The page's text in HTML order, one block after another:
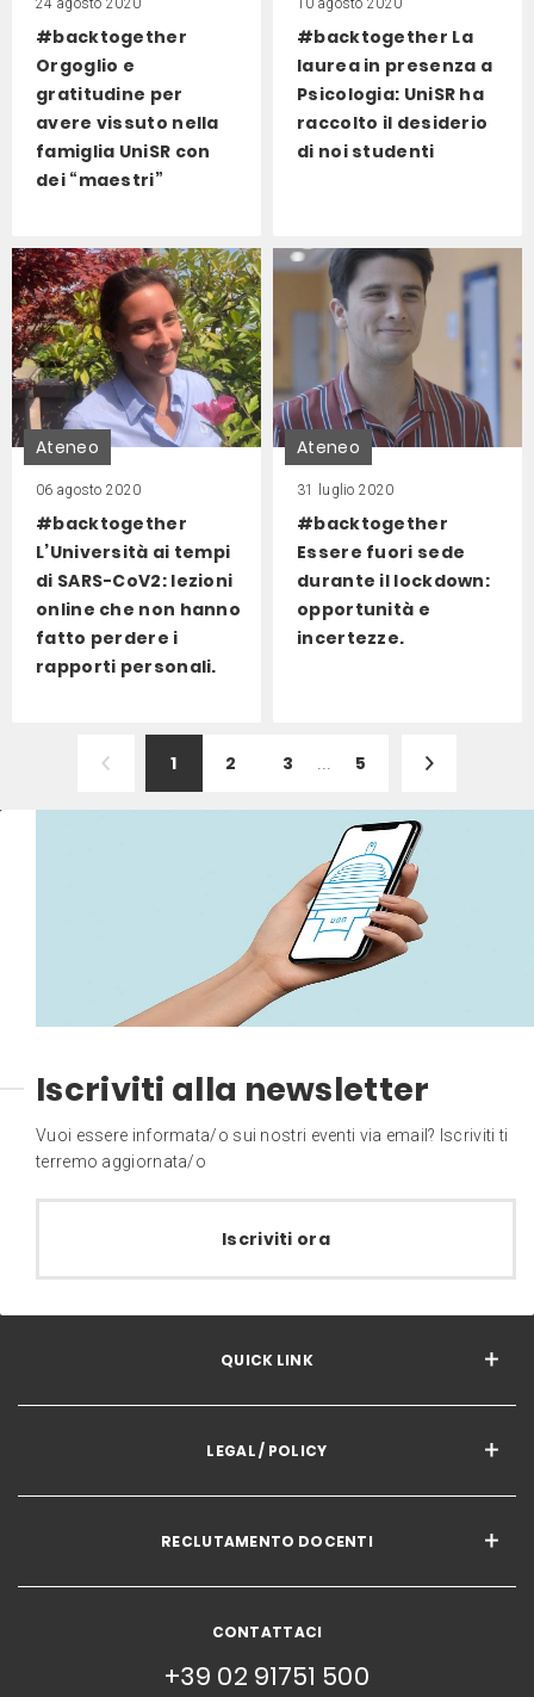
24 agosto 2020
#backtogether
Orgoglio e
gratitudine per
avere vissuto nella
famiglia UniSR con
dei “maestri”
10 agosto 2020
#backtogether La
laurea in presenza a
Psicologia: UniSR ha
raccolto il desiderio
di noi studenti
Ateneo
06 agosto 2020
#backtogether
L’Università ai tempi
di SARS-CoV2: lezioni
online che non hanno
fatto perdere i
rapporti personali.
Ateneo
31 luglio 2020
#backtogether
Essere fuori sede
durante il lockdown:
opportunità e
incertezze.
1 2 3 ... 5
Iscriviti alla newsletter
Vuoi essere informata/o sui nostri eventi via email? Iscriviti ti
terremo aggiornata/o
Iscriviti ora
QUICK LINK
LEGAL / POLICY
RECLUTAMENTO DOCENTI
CONTATTACI
+39 02 91751 500